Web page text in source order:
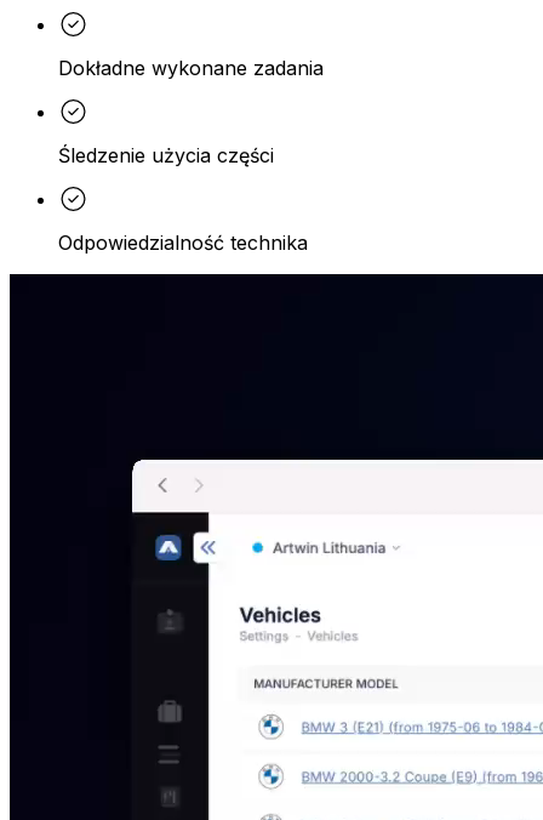
Dokładne wykonane zadania
Śledzenie użycia części
Odpowiedzialność technika